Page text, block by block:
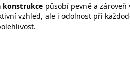
konstrukce působí pevně a
vzhled, ale i odolnost při